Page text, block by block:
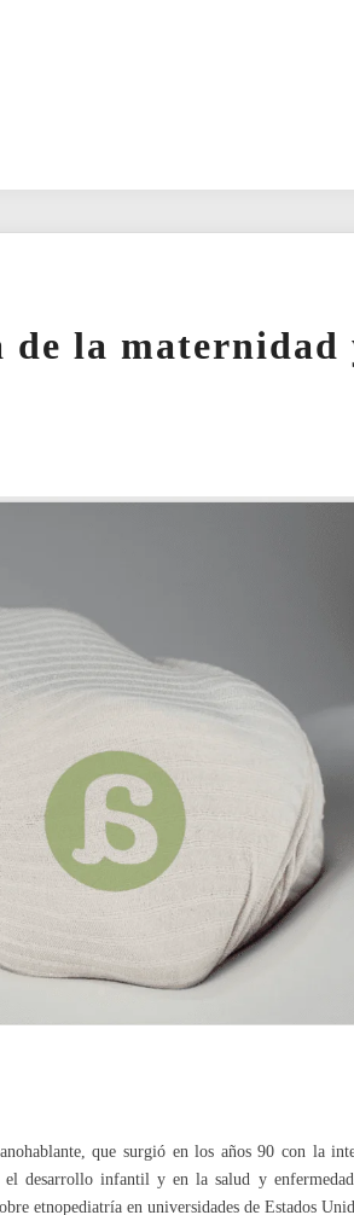
la maternidad
que surgió en los años 90 con la
el desarrollo infantil y en la salud y
etnopediatría en universidades de Estados